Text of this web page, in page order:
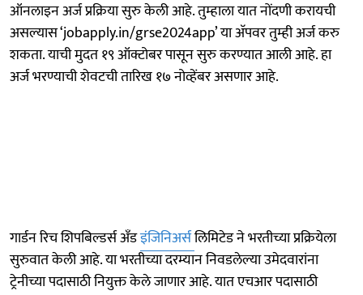
ऑनलाइन अर्ज प्रक्रिया सुरु केली आहे. तुम्हाला यात नोंदणी करायची
असल्यास ‘jobapply.in/grse2024app’ या अ‍ॅपवर तुम्ही अर्ज करु
शकता. याची मुदत १९ ऑक्टोबर पासून सुरु करण्यात आली आहे. हा
अर्ज भरण्याची शेवटची तारिख १७ नोव्हेंबर असणार आहे.
गार्डन रिच शिपबिल्डर्स अँडइंजिनिअर्सलिमिटेड ने भरतीच्या प्रक्रियेला
सुरुवात केली आहे. या भरतीच्या दरम्यान निवडलेल्या उमेदवारांना
ट्रेनीच्या पदासाठी नियुक्त केले जाणार आहे. यात एचआर पदासाठी